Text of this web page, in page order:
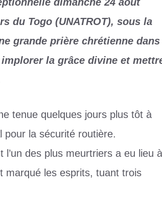
du Togo (UNATROT), sous la
grande prière chrétienne dans
la grâce divine et
tenue quelques jours plus tôt à
pour la sécurité routière.
l’un des plus meurtriers a eu lieu à
marqué les esprits, tuant trois